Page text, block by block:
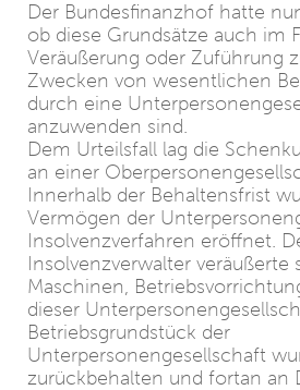
Der Bundesfinanzhof hatte
ob diese Grundsätze auch im
Veräußerung oder Zuführung
Zwecken von wesentlichen
durch eine
anzuwenden sind.
Dem Urteilsfall lag die
an einer
Innerhalb der Behaltensfrist
Vermögen der
Insolvenzverfahren eröffnet.
Insolvenzverwalter veräußerte
Maschinen,
dieser
Betriebsgrundstück der
Unterpersonengesellschaft
zurückbehalten und fortan an